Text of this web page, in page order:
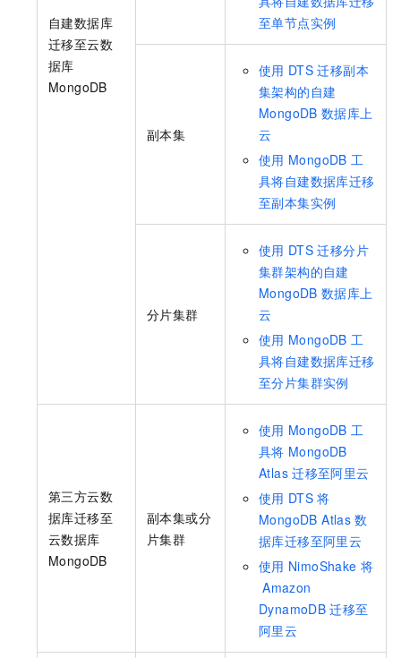
自建数据库
迁移至云数
据库
MongoDB
至单节点实例
副本集
使用 DTS 迁移副本
集架构的自建
MongoDB 数据库上
云
使用 MongoDB 工
具将自建数据库迁移
至副本集实例
分片集群
使用 DTS 迁移分片
集群架构的自建
MongoDB 数据库上
云
使用 MongoDB 工
具将自建数据库迁移
至分片集群实例
第三方云数
据库迁移至
云数据库
MongoDB
副本集或分
片集群
使用 MongoDB 工
具将 MongoDB
Atlas 迁移至阿里云
使用 DTS 将
MongoDB Atlas 数
据库迁移至阿里云
使用 NimoShake 将
Amazon
DynamoDB 迁移至
阿里云